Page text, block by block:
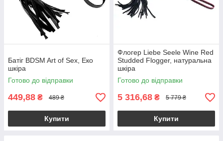
Батіг BDSM Art of Sex, Еко
шкіра
Готово до відправки
449,88 ₴ 489 ₴
Купити
Флогер Liebe Seele Wine Red
Studded Flogger, натуральна
шкіра
Готово до відправки
5 316,68 ₴ 5 779 ₴
Купити